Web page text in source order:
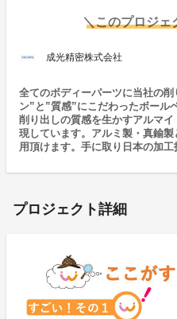
＼このプロジェ
成光精密株式会社
全てのボディーパーツに当社の
ン”と”質感”にこだわったボール
削り出しの質感を生かすアルマ
現しています。アルミ製・真鍮
用頂けます。手に取り日本の加工
プロジェクト詳細